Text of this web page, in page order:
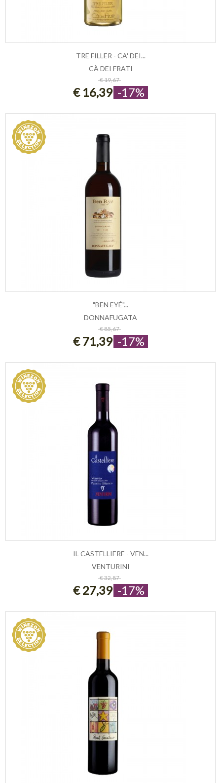
ESAURITO
TRE FILLER - CA' DEI...
CÀ DEI FRATI
€ 19,67
€ 16,39 -17%
ESAURITO
"BEN EYÉ"...
DONNAFUGATA
€ 85,67
€ 71,39 -17%
ESAURITO
IL CASTELLIERE - VEN...
VENTURINI
€ 32,87
€ 27,39 -17%